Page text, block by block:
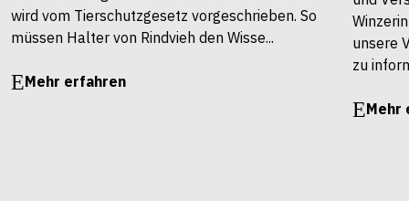
wird vom Tierschutzgesetz vorgeschrieben. So
müssen Halter von Rindvieh den Wisse...
Mehr erfahren
unsere
zu
Mehr